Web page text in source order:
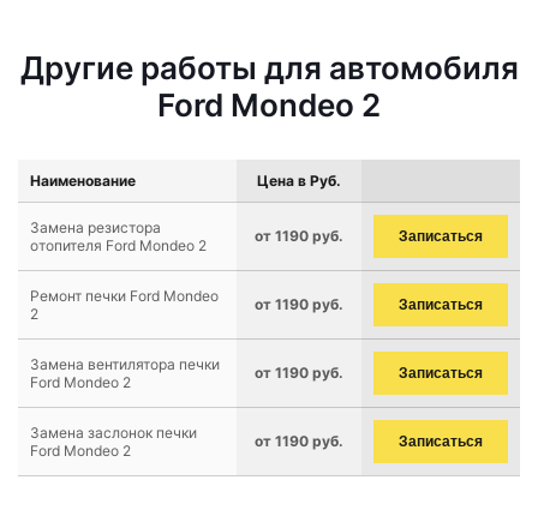
Другие работы для автомобиля
Ford Mondeo 2
Наименование Цена в Руб.
Замена резистора
отопителя Ford Mondeo 2
от 1190 руб. Записаться
Ремонт печки Ford Mondeo
2
от 1190 руб. Записаться
Замена вентилятора печки
Ford Mondeo 2
от 1190 руб. Записаться
Замена заслонок печки
Ford Mondeo 2
от 1190 руб. Записаться